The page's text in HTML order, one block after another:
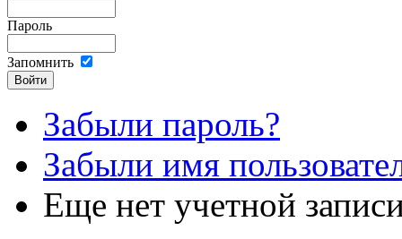
Пароль
Запомнить
Забыли пароль?
Забыли имя
Еще нет учетной